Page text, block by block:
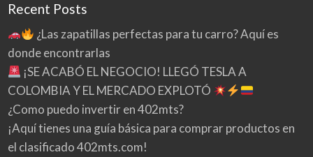
Recent Posts
¿Las zapatillas perfectas para tu carro? Aquí es
donde encontrarlas
¡SE ACABÓ EL NEGOCIO! LLEGÓ TESLA A
COLOMBIA Y EL MERCADO EXPLOTÓ
¿Como puedo invertir en 402mts?
¡Aquí tienes una guía básica para comprar productos en
el clasificado 402mts.com!